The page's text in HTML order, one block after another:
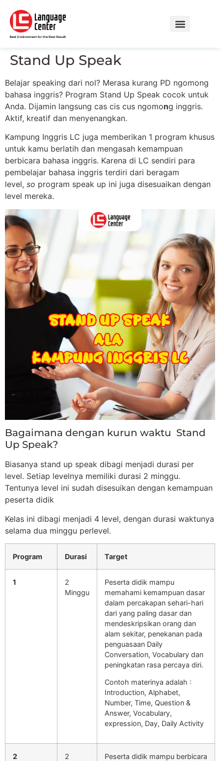
Stand Up Speak
Belajar speaking dari nol? Merasa kurang PD ngomong
bahasa inggris? Program Stand Up Speak cocok untuk
Anda. Dijamin langsung cas cis cus ngomong inggris.
Aktif, kreatif dan menyenangkan.
Kampung Inggris LC juga memberikan 1 program khusus
untuk kamu berlatih dan mengasah kemampuan
berbicara bahasa inggris. Karena di LC sendiri para
pembelajar bahasa inggris terdiri dari beragam
level, so program speak up ini juga disesuaikan dengan
level mereka.
Bagaimana dengan kurun waktu Stand
Up Speak?
Biasanya stand up speak dibagi menjadi durasi per
level. Setiap levelnya memiliki durasi 2 minggu.
Tentunya level ini sudah disesuikan dengan kemampuan
peserta didik
Kelas ini dibagi menjadi 4 level, dengan durasi waktunya
selama dua minggu perlevel.
Program Durasi Target
1
2
Minggu
Peserta didik mampu
memahami kemampuan dasar
dalam percakapan sehari-hari
dari yang paling dasar dan
mendeskripsikan orang dan
alam sekitar, penekanan pada
penguasaan Daily
Conversation, Vocabulary dan
peningkatan rasa percaya diri.
Contoh materinya adalah :
Introduction, Alphabet,
Number, Time, Question &
Answer, Vocabulary,
expression, Day, Daily Activity
2
2
Peserta didik mampu berbicara